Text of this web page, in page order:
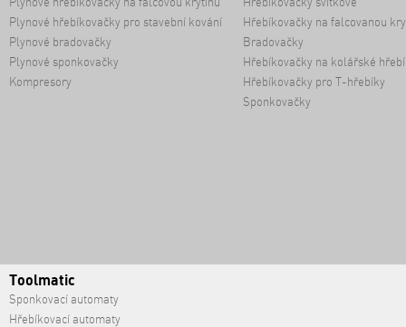
Plynové hřebíkovačky pro stavební kování
Plynové bradovačky
Plynové sponkovačky
Kompresory
Hřebíkovačky na falcovanou
Bradovačky
Hřebíkovačky na kolářské
Hřebíkovačky pro T-hřebíky
Sponkovačky
Toolmatic
Sponkovací automaty
Hřebíkovací automaty